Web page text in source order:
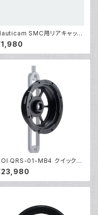
SMC用リアキャップ
品]
QRS-01-MB4 クイックリ
ースシステム01 レンズホルダ
02 [21486]